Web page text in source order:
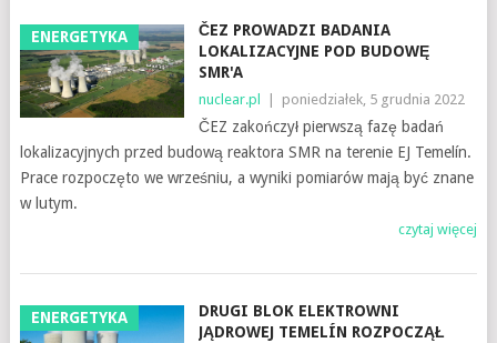
ENERGETYKA
ČEZ PROWADZI BADANIA
LOKALIZACYJNE POD BUDOWĘ
SMR'A
nuclear.pl poniedziałek, 5 grudnia 2022
ČEZ zakończył pierwszą fazę badań
lokalizacyjnych przed budową reaktora SMR na terenie EJ Temelín.
Prace rozpoczęto we wrześniu, a wyniki pomiarów mają być znane
w lutym.
czytaj więcej
ENERGETYKA
DRUGI BLOK ELEKTROWNI
JĄDROWEJ TEMELÍN ROZPOCZĄŁ